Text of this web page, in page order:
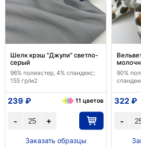
Шелк крэш "Джули" светло-
серый
96% полиэстер, 4% спандекс;
155 гр/м2
+
-
239 ₽ 11 цветов
Заказать образцы
90%
-
322 ₽